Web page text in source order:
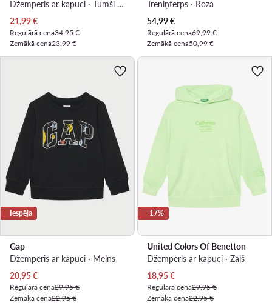
Džemperis ar kapuci · Tumši zils
Pašreizējā cena
21,99€
Regulārā cena34,95 €
Zemākā cena23,99 €
Treniņtērps · Rozā
Pašreizējā cena
54,99€
Regulārā cena69,99 €
Zemākā cena50,99 €
Iespēja
Gap
Džemperis ar kapuci · Melns
Pašreizējā cena
20,95€
Regulārā cena29,95 €
Zemākā cena22,95 €
-17%
United Colors Of Benetton
Džemperis ar kapuci · Zaļš
Pašreizējā cena
18,95€
Regulārā cena29,95 €
Zemākā cena22,95 €